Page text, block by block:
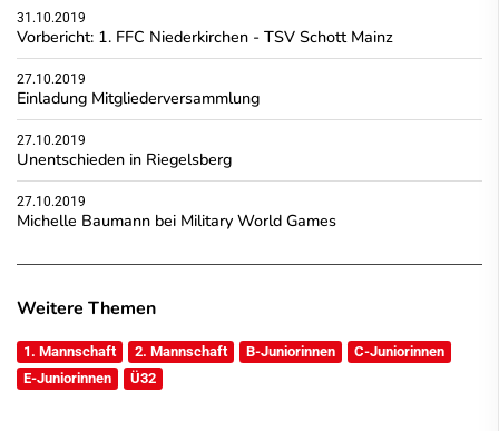
31.10.2019
Vorbericht: 1. FFC Niederkirchen - TSV Schott Mainz
27.10.2019
Einladung Mitgliederversammlung
27.10.2019
Unentschieden in Riegelsberg
27.10.2019
Michelle Baumann bei Military World Games
Weitere Themen
1. Mannschaft 2. Mannschaft B-Juniorinnen
C-Juniorinnen
E-Juniorinnen
Ü32